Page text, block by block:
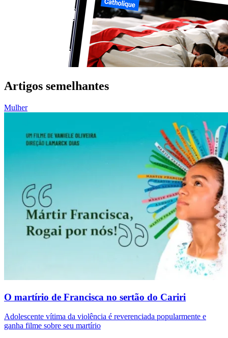
Artigos semelhantes
Mulher
O martírio de Francisca no sertão do Cariri
Adolescente vítima da violência é reverenciada popularmente e
ganha filme sobre seu martírio